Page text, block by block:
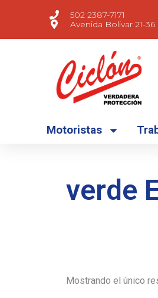
502 2387-7171
Avenida Bolivar 21-
Motoristas
verde
Mostrando el único